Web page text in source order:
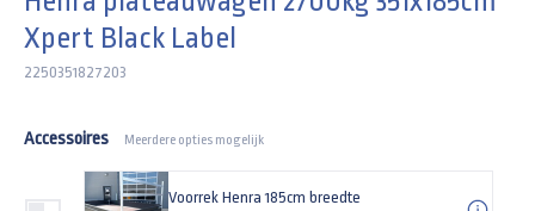
Xpert Black Label
2250351827203
Accessoires Meerdere opties mogelijk
Voorrek Henra 185cm breedte